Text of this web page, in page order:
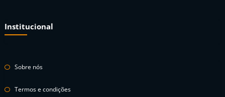
Institucional
Sobre nós
Termos e condições